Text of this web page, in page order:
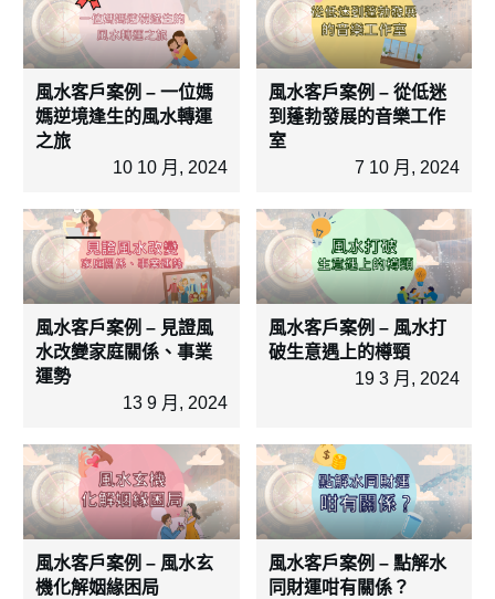
風水客戶案例 – 一位媽
媽逆境逢生的風水轉運
之旅
10 10 月, 2024
風水客戶案例 – 從低迷
到蓬勃發展的音樂工作
室
7 10 月, 2024
風水客戶案例 – 見證風
水改變家庭關係、事業
運勢
13 9 月, 2024
風水客戶案例 – 風水打
破生意遇上的樽頸
19 3 月, 2024
風水客戶案例 – 風水玄
機化解姻緣困局
風水客戶案例 – 點解水
同財運咁有關係？